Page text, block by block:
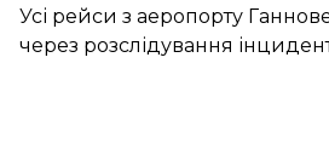
Усі рейси з аеропорту
через розслідування